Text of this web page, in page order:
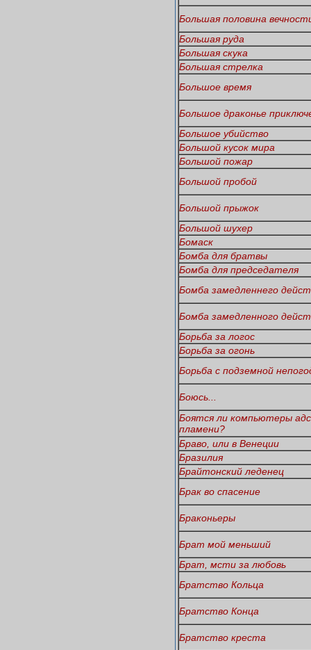
Большая половина
Большая руда
Большая скука
Большая стрелка
Большое время
Большое драконье
Большое убийство
Большой кусок мира
Большой пожар
Большой пробой
Большой прыжок
Большой шухер
Бомаск
Бомба для братвы
Бомба для председателя
Бомба замедленнего
Бомба замедленного
Борьба за логос
Борьба за огонь
Борьба с подземной
Боюсь...
Боятся ли компьютеры
пламени?
Браво, или в Венеции
Бразилия
Брайтонский леденец
Брак во спасение
Браконьеры
Брат мой меньший
Брат, мсти за любовь
Братство Кольца
Братство Конца
Братство креста